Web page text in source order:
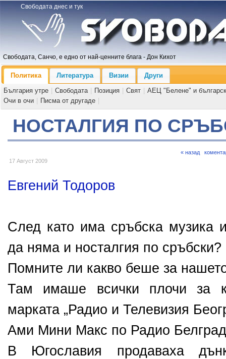
Свободата днес и тук
Свободата, Санчо, е едно от най-ценните блага - Дон Кихот
Политика Литература Визии
Други
България утре
Свободата Позиция Свят
АЕЦ "Белене" и
Очи в очи
Писма от другаде
НОСТАЛГИЯ ПО
17 Август 2009
« назад
Евгений Тодоров
След като има сръбска музика
да няма и носталгия по сръбски?
Помните ли какво беше за
Там имаше всички плочи за
марката „Радио и Телевизия
Ами Мини Макс по Радио
В Югославия продаваха